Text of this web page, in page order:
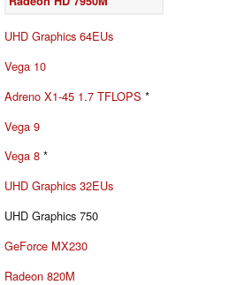
UHD Graphics 64EUs
Vega 10
Adreno X1-45 1.7 TFLOPS *
Vega 9
Vega 8 *
UHD Graphics 32EUs
UHD Graphics 750
GeForce MX230
Radeon 820M